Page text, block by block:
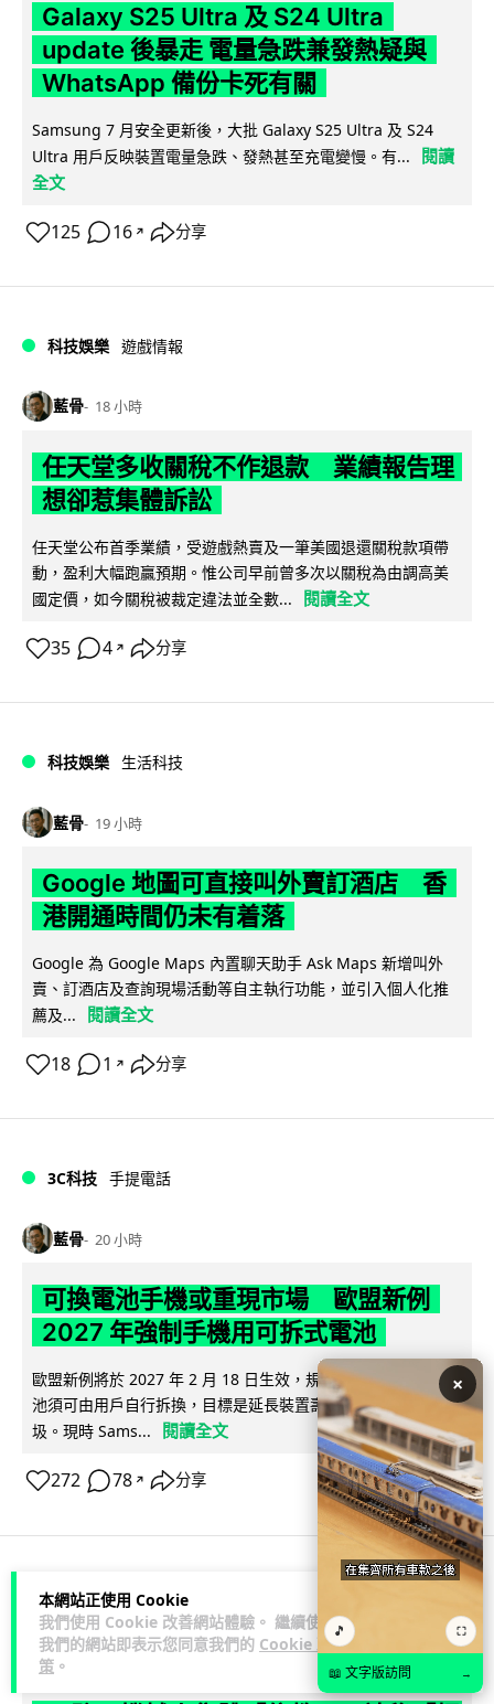
本網站正使用 Cookie
我們使用 Cookie 改善網站體驗。 繼續使用
我們的網站即表示您同意我們的 Cookie 政
策 。
Galaxy S25 Ultra 及 S24 Ultra
update 後暴走 電量急跌兼發熱疑與
WhatsApp 備份卡死有關
Samsung 7 月安全更新後，大批 Galaxy S25 Ultra 及 S24
Ultra 用戶反映裝置電量急跌、發熱甚至充電變慢。有...
閱讀
全文
125 16 ↗ 分享
科技娛樂 遊戲情報
藍骨 18 小時
任天堂多收關稅不作退款 業績報告理
想卻惹集體訴訟
任天堂公布首季業績，受遊戲熱賣及一筆美國退還關稅款項帶
動，盈利大幅跑贏預期。惟公司早前曾多次以關稅為由調高美
國定價，如今關稅被裁定違法並全數...
閱讀全文
35 4 ↗ 分享
科技娛樂 生活科技
藍骨 19 小時
Google 地圖可直接叫外賣訂酒店 香
港開通時間仍未有着落
Google 為 Google Maps 內置聊天助手 Ask Maps 新增叫外
賣、訂酒店及查詢現場活動等自主執行功能，並引入個人化推
薦及...
閱讀全文
18 1 ↗ 分享
3C科技 手提電話
藍骨 20 小時
可換電池手機或重現市場 歐盟新例
2027 年強制手機用可拆式電池
歐盟新例將於 2027 年 2 月 18 日生效，規定手機及平板電腦電
池須可由用戶自行拆換，目標是延長裝置壽命及減少電子垃
圾。現時 Sams...
閱讀全文
272 78 ↗ 分享
人工智能
藍骨 21 小時
×
🎵 ⛶
📖 文字版訪問 →